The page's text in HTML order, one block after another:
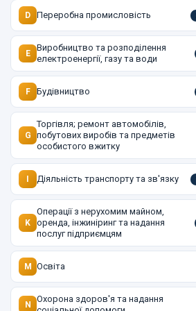
D Переробна промисловість
E
Виробництво та розподілення
електроенергії, газу та води
F Будівництво
G
Торгівля; ремонт автомобілів,
побутових виробів та предметів
особистого вжитку
I Діяльність транспорту та зв'язку
K
Операції з нерухомим майном,
оренда, інжиніринг та надання
послуг підприємцям
M Освіта
N
Охорона здоров'я та надання